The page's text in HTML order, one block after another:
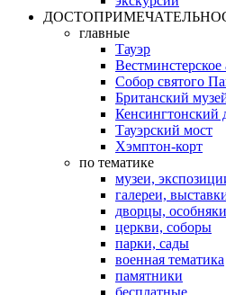
главные
Тауэр
Вестминстерское
Собор святого
Британский
Кенсингтонский
Тауэрский мост
Хэмптон-корт
по тематике
музеи,
галереи,
дворцы, особняки
церкви, соборы
парки, сады
военная тематика
памятники
бесплатные